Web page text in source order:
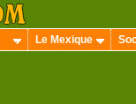
Le Mexique